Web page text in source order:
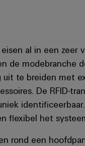
al in een zeer
de modebranche
uit te breiden met
De RFID-
flexibel het
rond een